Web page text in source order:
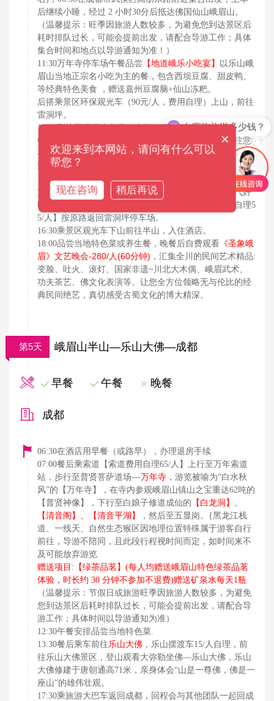
后继续小睡，经过 2 小时30分后抵达佛国仙山峨眉山。
（温馨提示：旺季因旅游人数较多，为避免您到达景区后
耗时排队过长，可能会提前出发，请配合导游工作；具体
集合时间和地点以导游通知为准！）
11:30万年寺停车场午餐品尝 【地道峨乐小吃宴】
以乐山峨
眉山当地正宗名小吃为主的餐，包含西坝豆腐、甜皮鸭、
等经典特色美食 ，赠送嘉州豆腐脑+仙山冻粑。
后搭乘景区环保观光车（90元/人，费用自理）上山，前往
雷洞坪。
13:30到达雷洞坪停车场，步行1.5公里到【接引殿】（途
中会路过一个野生猴区分布地，可观赏野生猴子，请注意
在观赏时不要靠太近，喂食等），乘索道【索道费用自理6
5/人】上【金顶】，朝拜【十方普贤圣像】，参观金顶
【华藏寺】和 “银殿”【卧云庵】，天气晴好时还可遥望远
方的贡嘎峰；游览【金刚嘴】【舍身崖】等景点，运气好
时有幸遇到佛光。游完金顶后乘下行索道【索道费用自理5
5/人】按原路返回雷洞坪停车场。
16:30乘景区观光车下山前往半山，入住酒店。
18:00品尝当地特色菜或养生餐，晚餐后自费观看 《圣象峨
眉》文艺晚会-280/人(60分钟) ，汇集全川的民间艺术精品:
变脸、吐火、滚灯、国家非遗~川北大木偶、峨眉武术、
功夫茶艺、佛文化表演等。让您全方位领略无与伦比的经
典民间绝艺，真切感受古蜀文化的博大精深。
第5天 峨眉山半山—乐山大佛—成都
早餐 午餐 晚餐
成都
06:30在酒店用早餐（或路早），办理退房手续
07:00餐后乘索道【索道费用自理65/人】上行至万年索道
站，步行至普贤菩萨道场---万年寺 ，游览被喻为“白水秋
风”的【万年寺】，在寺内参观峨眉山镇山之宝重达62吨的
【普贤神像】，下行至白娘子修道成仙的 【白龙洞】、
【清音阁】、【清音平湖】
，然后至五显岗。{黑龙江栈
道、一线天、自然生态猴区因地理位置特殊属于游客自行
前往，导游不陪同，且此段行程视时间而定，如时间来不
及可能放弃游览
赠送项目:【绿茶品茗】(每人均赠送峨眉山特色绿茶品茗
体验，时长约 30 分钟不参加不退费)赠送矿泉水每天1瓶
（温馨提示：节假日或旅游旺季因旅游人数较多，为避免
您到达景区后耗时排队过长，可能会提前出发，请配合导
游工作；具体时间以导游通知为准）
12:30午餐安排品尝当地特色菜.
13:30餐后乘车前往 乐山大佛 ，乐山摆渡车15/人自理，前
往乐山大佛景区，登山观看大弥勒坐佛—乐山大佛，乐山
大佛修建于唐朝通高71米，亲身体会“山是一尊佛，佛是一
座山”的雄伟壮观。
17:30乘旅游大巴车返回成都，回程会与其他团队一起回成
九寨沟旅游多少钱？
稻城亚丁一般玩几天？
×
欢迎来到本网站，请问有什么可以
帮您？
现在咨询 稍后再说